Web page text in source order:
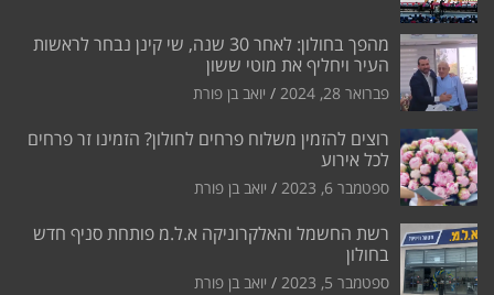
מהפך בחולון: לאחר 30 שנה, שי קינן נבחר לראשות
העיר ויחליף את מוטי ששון
פברואר 28, 2024 יואב בן פורת
רוצים להזמין משלוח פרחים לחולון? הזמינו זר פרחים
לכל אירוע
ספטמבר 6, 2023 יואב בן פורת
רשת החשמל והאלקרוניקה א.ל.מ פותחת סניף חדש
בחולון
ספטמבר 5, 2023 יואב בן פורת